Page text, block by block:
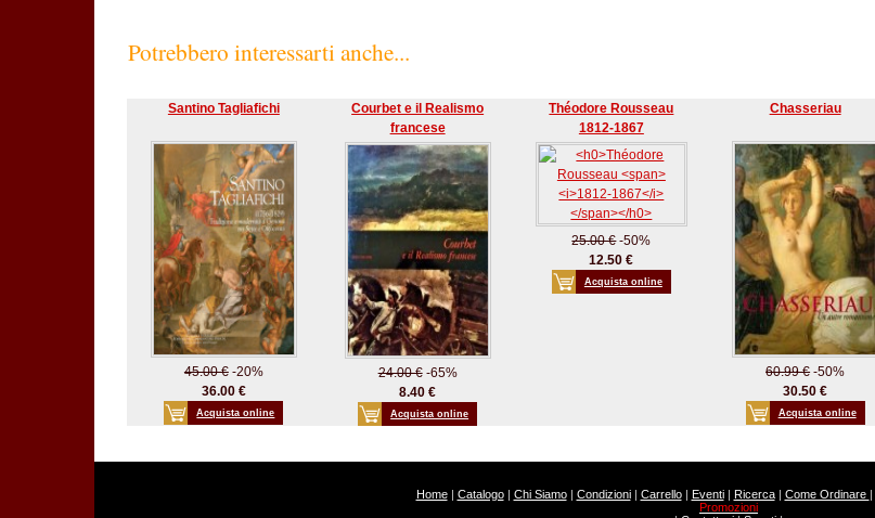
Potrebbero interessarti anche...
Santino Tagliafichi
45.00 €-20%
36.00 €
Acquista online
Courbet e il Realismo
francese
24.00 €-65%
8.40 €
Acquista online
Théodore Rousseau
1812-1867
25.00 €-50%
12.50 €
Acquista online
Chasseriau
60.99 €-50%
30.50 €
Acquista online
Home| Catalogo| Chi Siamo| Condizioni| Carrello| Eventi| Ricerca| Come Ordinare |
Promozioni